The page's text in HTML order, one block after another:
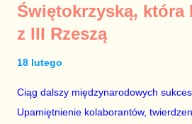
Ci, którzy przespali moment wielkiego
po prostu nie mieli odwagi stanąć
prawdziwych bohaterów, aby dodać
zupełnie nieheroicznym, a często
po stronie „Solidarności” w tamtych
Świętokrzyską, która
z III Rzeszą
18 lutego
Ciąg dalszy międzynarodowych
Upamiętnienie kolaborantów,